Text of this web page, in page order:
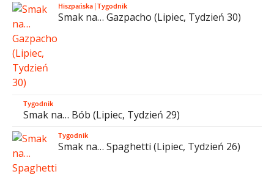
Hiszpańska|Tygodnik
Smak na… Gazpacho (Lipiec, Tydzień 30)
Tygodnik
Smak na… Bób (Lipiec, Tydzień 29)
Tygodnik
Smak na… Spaghetti (Lipiec, Tydzień 26)